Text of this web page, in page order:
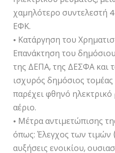
χαμηλότερο συντελεστή
ΕΦΚ.
• Κατάργηση του
Επανάκτηση του
της ΔΕΠΑ, της ΔΕΣΦΑ και
ισχυρός δημόσιος
παρέχει φθηνό
αέριο.
• Μέτρα αντιμετώπισης
όπως: Έλεγχος των τιμών
αυξήσεις ενοικίου,